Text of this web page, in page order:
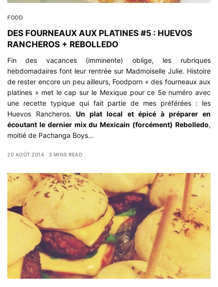
FOOD
DES FOURNEAUX AUX PLATINES #5 : HUEVOS
RANCHEROS + REBOLLEDO
Fin des vacances (imminente) oblige, les rubriques
hebdomadaires font leur rentrée sur Madmoiselle Julie. Histoire
de rester encore un peu ailleurs, Foodporn « des fourneaux aux
platines » met le cap sur le Mexique pour ce 5e numéro avec
une recette typique qui fait partie de mes préférées : les
Huevos Rancheros. Un plat local et épicé à préparer en
écoutant le dernier mix du Mexicain (forcément) Rebolledo,
moitié de Pachanga Boys…
20 AOÛT 2014 3 MINS READ